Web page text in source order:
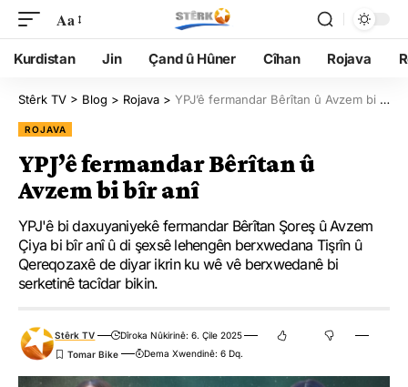
Aa
Kurdistan Jin Çand û Hûner Cîhan Rojava
Stêrk TV > Blog > Rojava > YPJ’ê fermandar Bêrîtan û Avzem bi bîr anî
ROJAVA
YPJ’ê fermandar Bêrîtan û
Avzem bi bîr anî
YPJ'ê bi daxuyaniyekê fermandar Bêrîtan Şoreş û Avzem
Çiya bi bîr anî û di şexsê lehengên berxwedana Tişrîn û
Qereqozaxê de diyar ikrin ku wê vê berxwedanê bi
serketinê tacîdar bikin.
Stêrk TV
Dîroka Nûkirinê: 6. Çile 2025
Dema Xwendinê: 6 Dq.